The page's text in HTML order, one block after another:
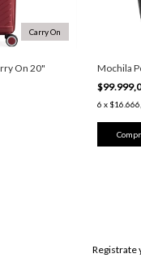
Carry On
On 20"
Mochila
6 x
Registrate